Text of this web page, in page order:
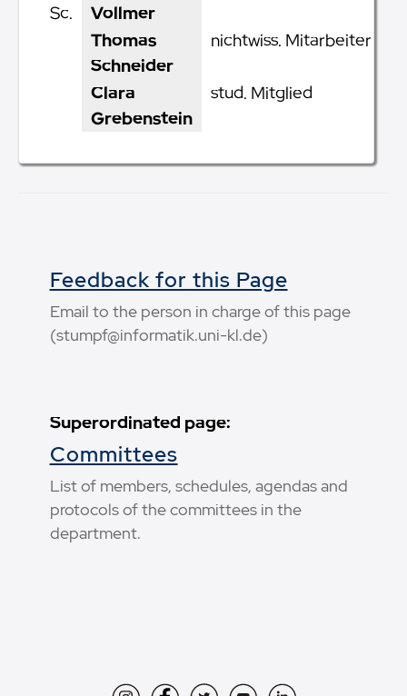
Sc.
Vollmer
Thomas
Schneider
nichtwiss. Mitarbeiter
Clara
Grebenstein
stud. Mitglied
Superordinated page:
Committees
List of members, schedules, agendas and
protocols of the committees in the
department.
Feedback for this Page
Email to the person in charge of this page
(stumpf@informatik.uni-kl.de)
InstagramFacebookTwitterYouTubeLinkedIn